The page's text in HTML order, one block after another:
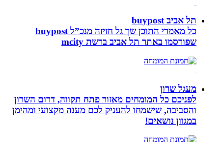
תל אביב buypost
כל מאמרי התוכן שך גל חזיזה מנכ”ל buypost
שפורסמו באתר תל אביב ברשת mcity
מעגל שרון
לפניכם כל המומחים מאזור פתח תקווה, דרום השרון
והסביבה, שישמחו להעניק לכם מענה מקצועי ומהימן
במגוון נושאים!